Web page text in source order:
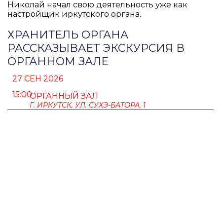
Николай начал свою деятельность уже как
настройщик иркутского органа.
ХРАНИТЕЛЬ ОРГАНА
РАССКАЗЫВАЕТ ЭКСКУРСИЯ В
ОРГАННОМ ЗАЛЕ
27 СЕН 2026
15:00ОРГАННЫЙ ЗАЛ
Г. ИРКУТСК, УЛ. СУХЭ-БАТОРА, 1